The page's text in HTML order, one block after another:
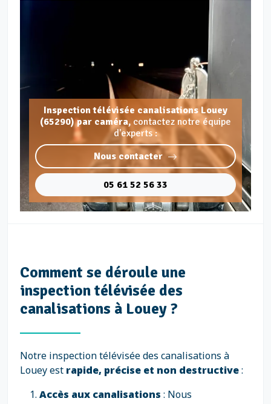
Inspection télévisée canalisations Louey
(65290) par caméra, contactez notre équipe
d'experts :
Nous contacter
05 61 52 56 33
Comment se déroule une
inspection télévisée des
canalisations à Louey ?
Notre inspection télévisée des canalisations à
Louey est rapide, précise et non destructive:
Accès aux canalisations : Nous